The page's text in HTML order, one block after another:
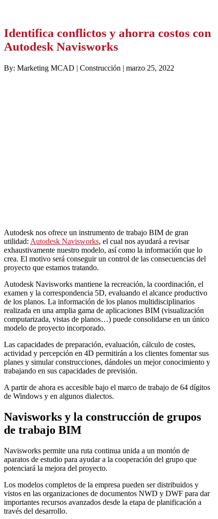
Identifica conflictos y ahorra costos con
Autodesk Navisworks
By: Marketing MCAD | Construcción | marzo 25, 2022
Autodesk nos ofrece un instrumento de trabajo BIM de gran
utilidad: Autodesk Navisworks, el cual nos ayudará a revisar
exhaustivamente nuestro modelo, así como la información que lo
crea. El motivo será conseguir un control de las consecuencias del
proyecto que estamos tratando.
Autodesk Navisworks mantiene la recreación, la coordinación, el
examen y la correspondencia 5D, evaluando el alcance productivo
de los planos. La información de los planos multidisciplinarios
realizada en una amplia gama de aplicaciones BIM (visualización
computarizada, vistas de planos…) puede consolidarse en un único
modelo de proyecto incorporado.
Las capacidades de preparación, evaluación, cálculo de costes,
actividad y percepción en 4D permitirán a los clientes fomentar sus
planes y simular construcciones, dándoles un mejor conocimiento y
trabajando en sus capacidades de previsión.
A partir de ahora es accesible bajo el marco de trabajo de 64 dígitos
de Windows y en algunos dialectos.
Navisworks y la construcción de grupos
de trabajo BIM
Navisworks permite una ruta continua unida a un montón de
aparatos de estudio para ayudar a la cooperación del grupo que
potenciará la mejora del proyecto.
Los modelos completos de la empresa pueden ser distribuidos y
vistos en las organizaciones de documentos NWD y DWF para dar
importantes recursos avanzados desde la etapa de planificación a
través del desarrollo.